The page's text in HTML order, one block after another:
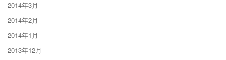
2014年3月
2014年2月
2014年1月
2013年12月